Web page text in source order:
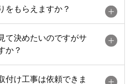
をもらえますか？
て決めたいのですがサ
か？
付け工事は依頼できま